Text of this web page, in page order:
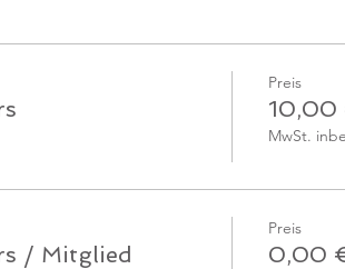
Preis
10,00
MwSt.
/ Mitglied
Preis
0,00